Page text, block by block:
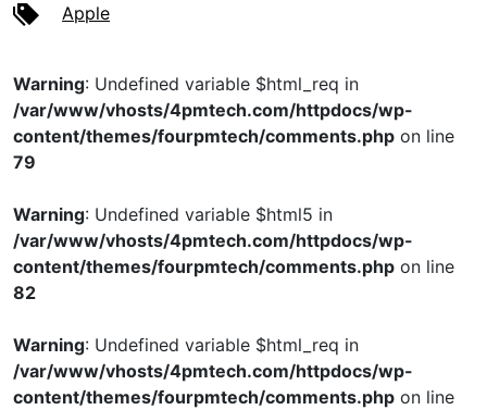
Apple
Warning: Undefined variable $html_req in
/var/www/vhosts/4pmtech.com/httpdocs/wp-
content/themes/fourpmtech/comments.php on line
79
Warning: Undefined variable $html5 in
/var/www/vhosts/4pmtech.com/httpdocs/wp-
content/themes/fourpmtech/comments.php on line
82
Warning: Undefined variable $html_req in
/var/www/vhosts/4pmtech.com/httpdocs/wp-
content/themes/fourpmtech/comments.php on line